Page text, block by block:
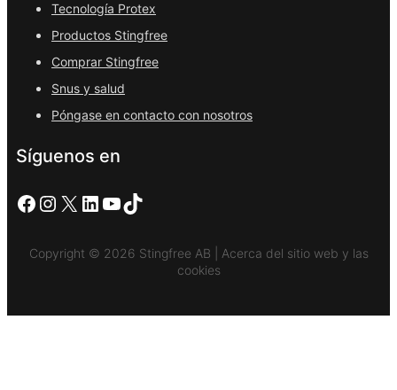
Tecnología Protex
Productos Stingfree
Comprar Stingfree
Snus y salud
Póngase en contacto con nosotros
Síguenos en
Facebook
Instagram
X LinkedIn
YouTube
TikTok
Copyright © 2026 Stingfree AB | Acerca del sitio web y las
cookies